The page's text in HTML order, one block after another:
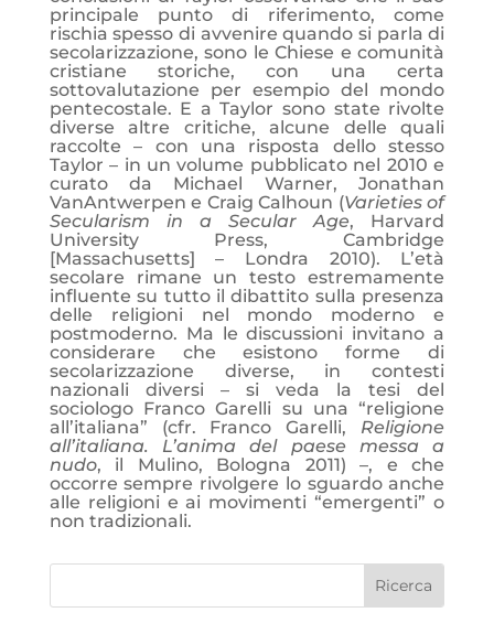
principale punto di riferimento, come
rischia spesso di avvenire quando si parla di
secolarizzazione, sono le Chiese e comunità
cristiane storiche, con una certa
sottovalutazione per esempio del mondo
pentecostale. E a Taylor sono state rivolte
diverse altre critiche, alcune delle quali
raccolte – con una risposta dello stesso
Taylor – in un volume pubblicato nel 2010 e
curato da Michael Warner, Jonathan
VanAntwerpen e Craig Calhoun (Varieties of
Secularism in a Secular Age, Harvard
University Press, Cambridge
[Massachusetts] – Londra 2010). L’età
secolare rimane un testo estremamente
influente su tutto il dibattito sulla presenza
delle religioni nel mondo moderno e
postmoderno. Ma le discussioni invitano a
considerare che esistono forme di
secolarizzazione diverse, in contesti
nazionali diversi – si veda la tesi del
sociologo Franco Garelli su una “religione
all’italiana” (cfr. Franco Garelli, Religione
all’italiana. L’anima del paese messa a
nudo, il Mulino, Bologna 2011) –, e che
occorre sempre rivolgere lo sguardo anche
alle religioni e ai movimenti “emergenti” o
non tradizionali.